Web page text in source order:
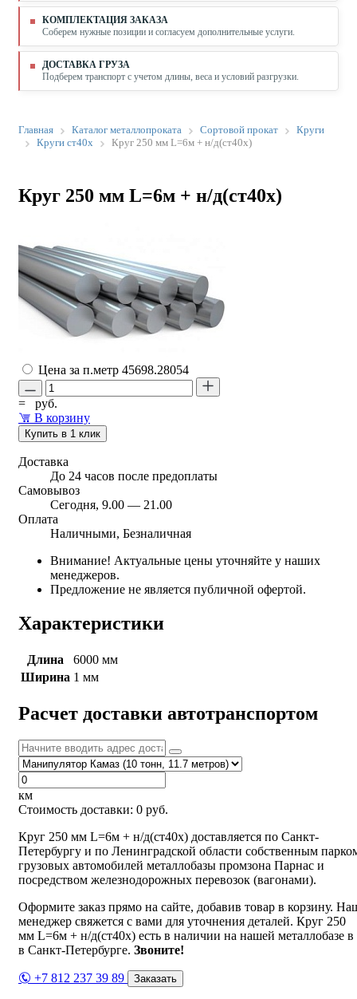
КОМПЛЕКТАЦИЯ ЗАКАЗА
Соберем нужные позиции и согласуем дополнительные услуги.
ДОСТАВКА ГРУЗА
Подберем транспорт с учетом длины, веса и условий разгрузки.
Главная Каталог металлопроката Сортовой прокат
Круги
Круги ст40х
Круг 250 мм L=6м + н/д(ст40х)
Круг 250 мм L=6м + н/д(ст40х)
Цена за п.метр 45698.28054
=
руб.
В корзину
Купить в 1 клик
Доставка
До 24 часов после предоплаты
Самовывоз
Сегодня, 9.00 — 21.00
Оплата
Наличными, Безналичная
Внимание! Актуальные цены уточняйте у наших
менеджеров.
Предложение не является публичной офертой.
Характеристики
Длина
6000 мм
Ширина 1 мм
Расчет доставки автотранспортом
км
Стоимость доставки: 0 руб.
Круг 250 мм L=6м + н/д(ст40х) доставляется по Санкт-
Петербургу и по Ленинградской области собственным
грузовых автомобилей металлобазы промзона Парнас и
посредством железнодорожных перевозок (вагонами).
Оформите заказ прямо на сайте, добавив товар в корзину.
менеджер свяжется с вами для уточнения деталей. Круг 250
мм L=6м + н/д(ст40х) есть в наличии на нашей металлобазе в
в Санкт-Петербурге. Звоните!
+7 812 237 39 89 Заказать